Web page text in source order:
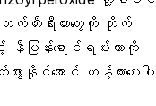
ဘက်တီးရီးယားတွေကို တိုက်
နီမြန်းရောင်ရမ်းတာကို
းနိုင်အောင် ဟန့်တားပေးပါ